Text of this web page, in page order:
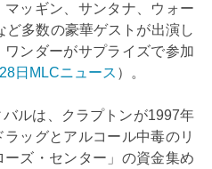
ッギン、サンタナ、ウォー
ど多数の豪華ゲストが出演し
ンダーがサプライズで参加
日MLCニュース ）。
ルは、クラプトンが1997年
ッグとアルコール中毒のリ
ズ・センター」の資金集め